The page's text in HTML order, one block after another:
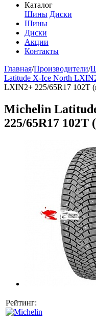
Каталог
Шины Диски
Шины
Диски
Акции
Контакты
Главная/Производители/
Latitude X-Ice North
LXIN2+ 225/65R17 102T
Michelin
225/65R17 102T
Рейтинг: